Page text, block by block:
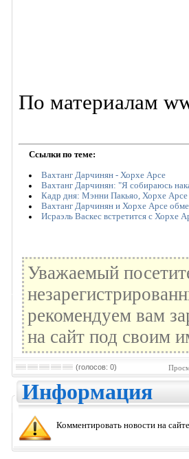
По материалам
Ссылки по теме:
Вахтанг Дарчинян - Хорхе Арсе
Вахтанг Дарчинян: "Я собираюсь
Кадр дня: Мэнни Пакьяо, Хорхе
Вахтанг Дарчинян и Хорхе Арсе
Исраэль Васкес встретится с Хорхе
Уважаемый
рекомендуем вам
на сайт под своим
(голосов: 0)
Информация
Комментировать новости на